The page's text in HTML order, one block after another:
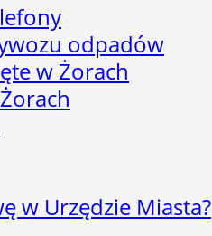
odpadów
w Żorach
w Urzędzie Miasta?